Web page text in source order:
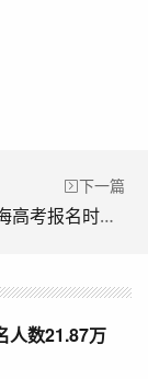
下一篇
2026年上海高考报名时间及报名官网入口：www.shmeea.edu.cn
人数21.87万